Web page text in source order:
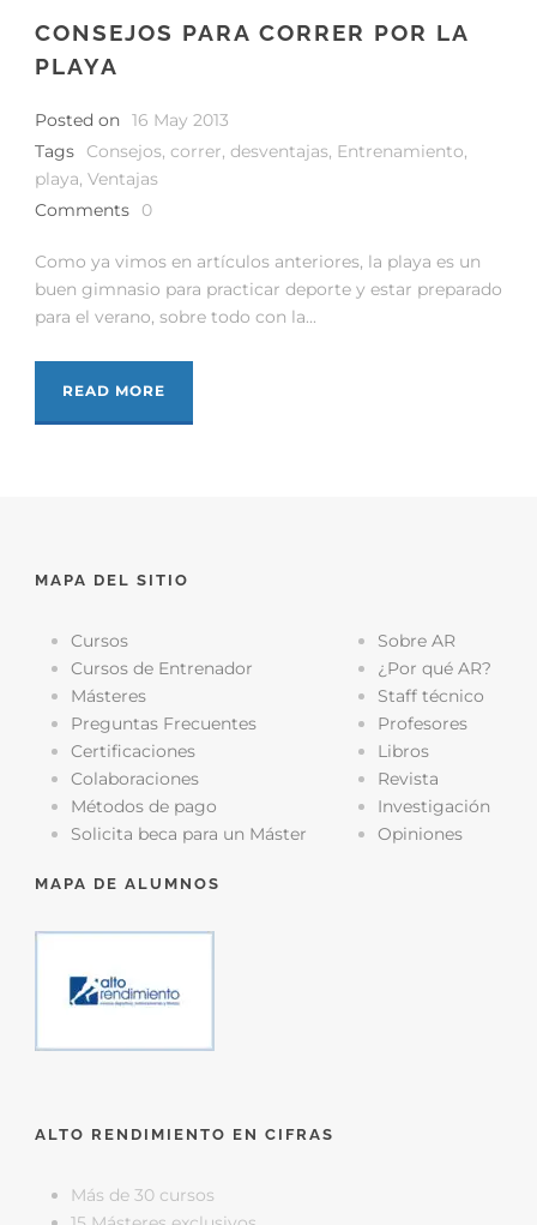
CONSEJOS PARA CORRER POR LA
PLAYA
Posted on 16 May 2013
Tags
Consejos, correr, desventajas, Entrenamiento,
playa, Ventajas
Comments
0
Como ya vimos en artículos anteriores, la playa es un
buen gimnasio para practicar deporte y estar preparado
para el verano, sobre todo con la...
READ MORE
MAPA DEL SITIO
Cursos
Cursos de Entrenador
Másteres
Preguntas Frecuentes
Certificaciones
Colaboraciones
Métodos de pago
Solicita beca para un Máster
Sobre AR
¿Por qué AR?
Staff técnico
Profesores
Libros
Revista
Investigación
Opiniones
MAPA DE ALUMNOS
ALTO RENDIMIENTO EN CIFRAS
Más de 30 cursos